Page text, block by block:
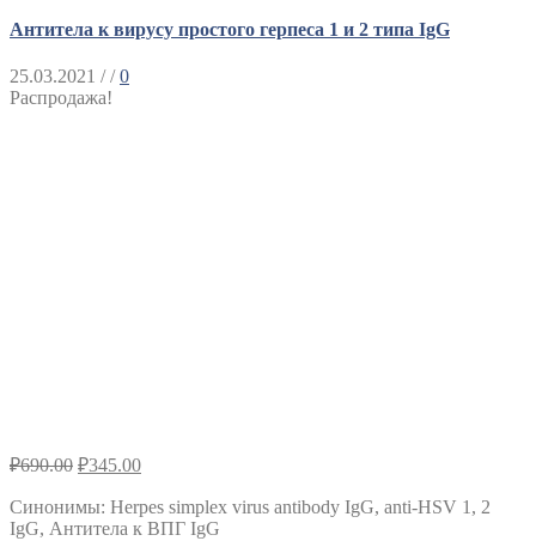
Антитела к вирусу простого герпеса 1 и 2 типа IgG
25.03.2021 / /0
Распродажа!
₽690.00 ₽345.00
Синонимы: Herpes simplex virus antibody IgG, anti-HSV 1, 2
IgG, Антитела к ВПГ IgG